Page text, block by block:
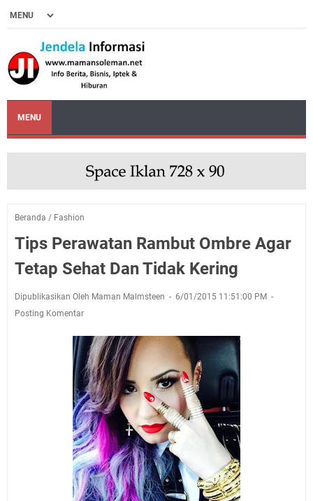
MENU
Beranda / Fashion
Tips Perawatan Rambut Ombre Agar
Tetap Sehat Dan Tidak Kering
Dipublikasikan Oleh Maman Malmsteen
6/01/2015 11:51:00 PM
Posting Komentar